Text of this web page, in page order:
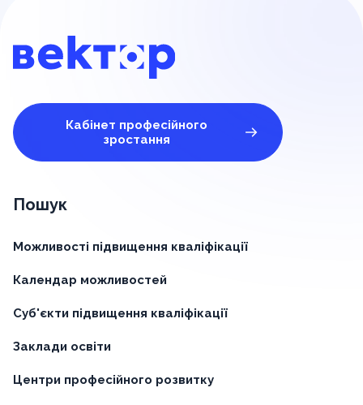
Кабінет професійного
зростання
Пошук
Можливості підвищення кваліфікації
Календар можливостей
Суб'єкти підвищення кваліфікації
Заклади освіти
Центри професійного розвитку